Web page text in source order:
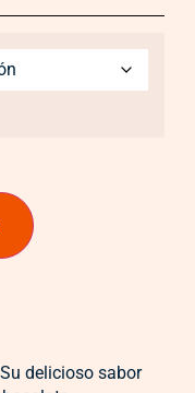
delicioso sabor